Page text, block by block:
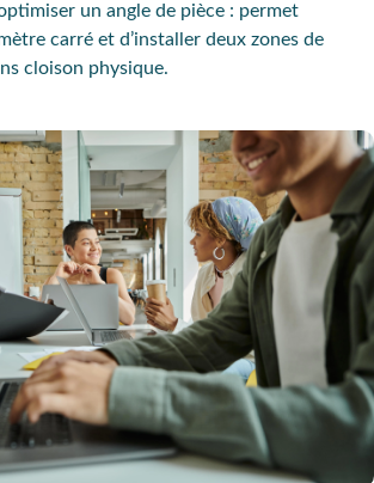
un angle de pièce : permet
carré et d’installer deux zones de
cloison physique.